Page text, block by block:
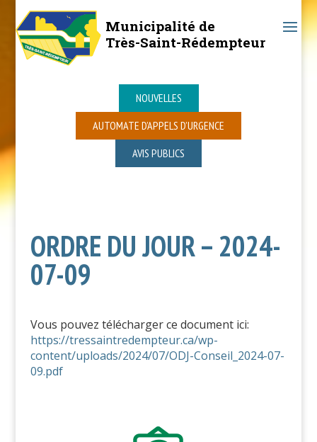
Municipalité de
Très-Saint-Rédempteur
NOUVELLES
AUTOMATE D’APPELS D’URGENCE
AVIS PUBLICS
ORDRE DU JOUR – 2024-
07-09
Vous pouvez télécharger ce document ici:
https://tressaintredempteur.ca/wp-
content/uploads/2024/07/ODJ-Conseil_2024-07-
09.pdf